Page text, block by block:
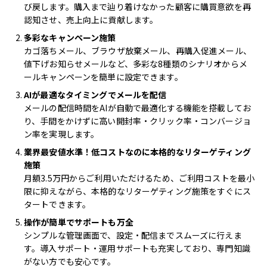
び戻します。購入まで辿り着けなかった顧客に購買意欲を再
認知させ、売上向上に貢献します。
多彩なキャンペーン施策
カゴ落ちメール、ブラウザ放棄メール、再購入促進メール、
値下げお知らせメールなど、多彩な8種類のシナリオからメ
ールキャンペーンを簡単に設定できます。
AIが最適なタイミングでメールを配信
メールの配信時間をAIが自動で最適化する機能を搭載してお
り、手間をかけずに高い開封率・クリック率・コンバージョ
ン率を実現します。
業界最安値水準！低コストなのに本格的なリターゲティング
施策
月額3.5万円からご利用いただけるため、ご利用コストを最小
限に抑えながら、本格的なリターゲティング施策をすぐにス
タートできます。
操作が簡単でサポートも万全
シンプルな管理画面で、設定・配信までスムーズに行えま
す。導入サポート・運用サポートも充実しており、専門知識
がない方でも安心です。